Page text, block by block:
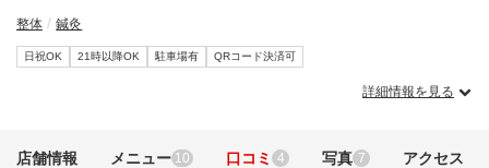
整体 鍼灸
日祝OK 21時以降OK 駐車場有 QRコード決済可
詳細情報を見る
店舗情報 メニュー 10 口コミ 4 写真 7 アクセス